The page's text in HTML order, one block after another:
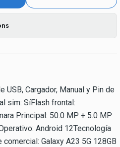
USB, Cargador, Manual y Pin de
sim: SíFlash frontal:
Principal: 50.0 MP + 5.0 MP
Android 12Tecnología
Galaxy A23 5G 128GB